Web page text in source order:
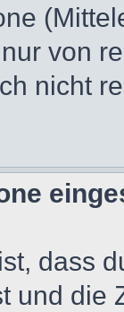
von
nicht
dass
und die